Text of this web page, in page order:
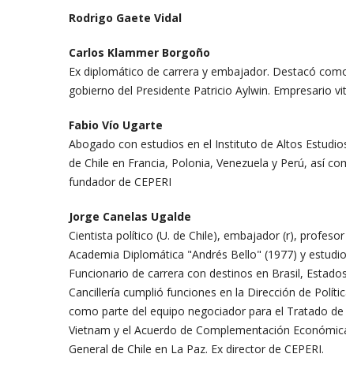
Rodrigo Gaete Vidal
Carlos Klammer Borgoño
Ex diplomático de carrera y embajador. Destacó
gobierno del Presidente Patricio Aylwin. Empresario
Fabio Vío Ugarte
Abogado con estudios en el Instituto de Altos
de Chile en Francia, Polonia, Venezuela y Perú, así
fundador de CEPERI
Jorge Canelas Ugalde
Cientista político (U. de Chile), embajador (r),
Academia Diplomática "Andrés Bello" (1977) y
Funcionario de carrera con destinos en Brasil,
Cancillería cumplió funciones en la Dirección de
como parte del equipo negociador para el Tratado
Vietnam y el Acuerdo de Complementación
General de Chile en La Paz. Ex director de CEPERI.